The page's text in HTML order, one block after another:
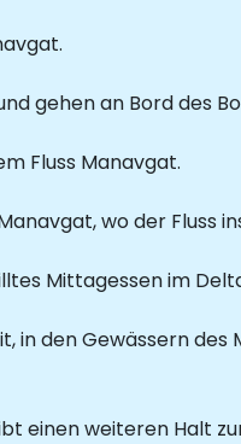
gehen an Bord des
Fluss Manavgat.
wo der Fluss
Mittagessen im
den Gewässern des
einen weiteren Halt